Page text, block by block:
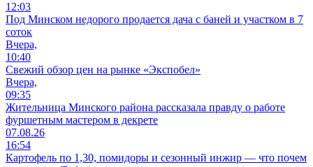
12:03
Под Минском недорого продается дача с баней и участком в 7
соток
Вчера,
10:40
Свежий обзор цен на рынке «Экспобел»
Вчера,
09:35
Жительница Минского района рассказала правду о работе
фуршетным мастером в декрете
07.08.26
16:54
Картофель по 1,30, помидоры и сезонный инжир — что почем